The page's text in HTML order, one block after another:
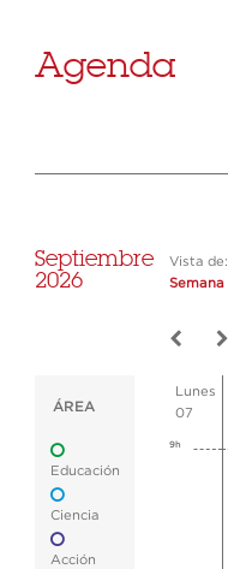
Agenda
Septiembre
2026
Vista de:
Semana
ÁREA
Educación
Ciencia
Acción
Lunes
07
9h